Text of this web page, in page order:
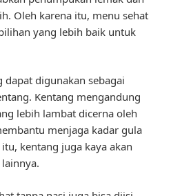
Oleh karena itu, menu sehat
yang lebih baik untuk
dapat digunakan sebagai
Kentang mengandung
lebih lambat dicerna oleh
menjaga kadar gula
kentang juga kaya akan